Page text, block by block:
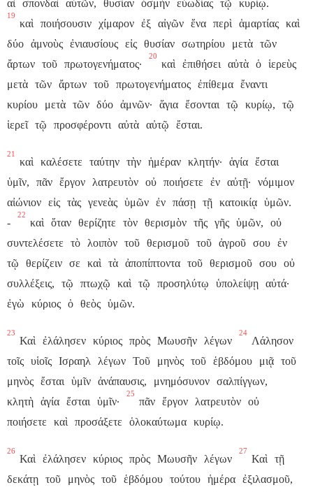
αἱ σπονδαὶ αὐτῶν, θυσίαν ὀσμὴν εὐωδίας τῷ κυρίῳ.
19
καὶ ποιήσουσιν χίμαρον ἐξ αἰγῶν ἕνα περὶ ἁμαρτίας καὶ
δύο ἀμνοὺς ἐνιαυσίους εἰς θυσίαν σωτηρίου μετὰ τῶν
ἄρτων τοῦ πρωτογενήματος·
20
καὶ ἐπιθήσει αὐτὰ ὁ ἱερεὺς
μετὰ τῶν ἄρτων τοῦ πρωτογενήματος ἐπίθεμα ἔναντι
κυρίου
μετὰ τῶν δύο ἀμνῶν· ἅγια ἔσονται τῷ κυρίῳ,
τῷ
ἱερεῖ τῷ προσφέροντι αὐτὰ αὐτῷ ἔσται.
21
καὶ καλέσετε ταύτην τὴν ἡμέραν κλητήν· ἁγία ἔσται
ὑμῖν,
πᾶν ἔργον λατρευτὸν οὐ ποιήσετε ἐν αὐτῇ·
νόμιμον
αἰώνιον εἰς τὰς γενεὰς ὑμῶν ἐν πάσῃ τῇ κατοικίᾳ ὑμῶν.
-
22
καὶ ὅταν θερίζητε τὸν θερισμὸν τῆς γῆς ὑμῶν,
οὐ
συντελέσετε
τὸ λοιπὸν τοῦ θερισμοῦ τοῦ ἀγροῦ σου ἐν
τῷ
θερίζειν σε καὶ τὰ ἀποπίπτοντα τοῦ θερισμοῦ σου οὐ
συλλέξεις,
τῷ πτωχῷ καὶ τῷ προσηλύτῳ ὑπολείψῃ αὐτά·
ἐγὼ
κύριος ὁ θεὸς ὑμῶν.
23
Καὶ ἐλάλησεν κύριος πρὸς Μωυσῆν λέγων
24
Λάλησον
τοῖς υἱοῖς Ισραηλ λέγων Τοῦ μηνὸς τοῦ ἑβδόμου μιᾷ τοῦ
μηνὸς ἔσται ὑμῖν ἀνάπαυσις, μνημόσυνον σαλπίγγων,
κλητὴ ἁγία ἔσται ὑμῖν·
25
πᾶν ἔργον λατρευτὸν οὐ
ποιήσετε
καὶ προσάξετε ὁλοκαύτωμα κυρίῳ.
26
Καὶ ἐλάλησεν κύριος πρὸς Μωυσῆν λέγων
27
Καὶ
τῇ
δεκάτῃ τοῦ μηνὸς τοῦ ἑβδόμου τούτου ἡμέρα ἐξιλασμοῦ,